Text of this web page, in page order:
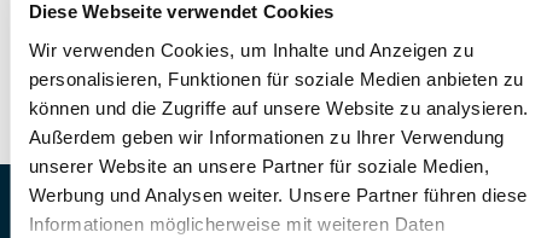
Diese Webseite verwendet Cookies
Wir verwenden Cookies, um Inhalte und Anzeigen zu
personalisieren, Funktionen für soziale Medien anbieten zu
können und die Zugriffe auf unsere Website zu analysieren.
Außerdem geben wir Informationen zu Ihrer Verwendung
unserer Website an unsere Partner für soziale Medien,
Werbung und Analysen weiter. Unsere Partner führen diese
Informationen möglicherweise mit weiteren Daten
E-Mail: info@mssports.ch
MS Sports AG • Sonnenrain 3b • CH-6221